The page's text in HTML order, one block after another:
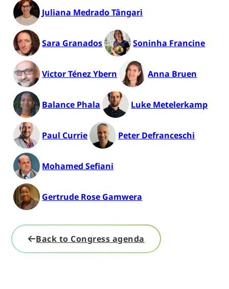
Juliana Medrado Tângari
Sara Granados Soninha Francine
Victor Ténez Ybern Anna Bruen
Balance Phala Luke Metelerkamp
Paul Currie Peter Defranceschi
Mohamed Sefiani
Gertrude Rose Gamwera
Back to Congress agenda